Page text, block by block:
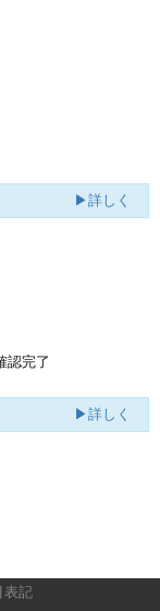
▶詳しく
認完了
▶詳しく
表記